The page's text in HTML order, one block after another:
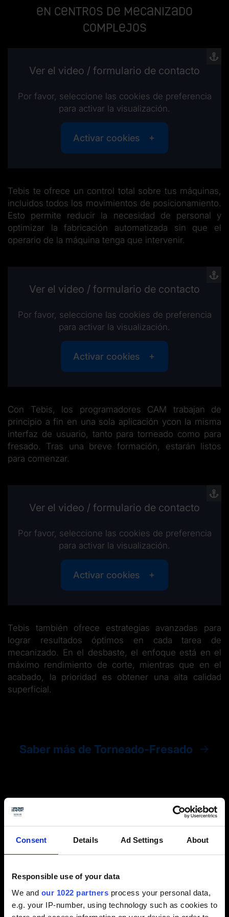
Consent Details Ad Settings About
Responsible use of your data
We and our 1022 partners process your personal data,
e.g. your IP-number, using technology such as cookies to
en centros de mecanizado
complejos
Tebis te ofrece un control total sobre tus máquinas,
incluidos todos los movimientos de posicionamiento.
Esto permite reducir la necesidad de personal y
optimizar la fabricación automatizada sin que el
operario de la máquina tenga que intervenir.
Ver el video / formulario de contacto
Por favor, seleccione las cookies de preferencia
para activar la visualización.
Activar cookies
Con Tebis, los programadores CAM trabajan de
principio a fin en una sola aplicación ycon la misma
interfaz de usuario, tanto para torneado como para
fresado. Tras una breve formación, estarán listos
para comenzar.
Ver el video / formulario de contacto
Por favor, seleccione las cookies de preferencia
para activar la visualización.
Activar cookies
Tebis también ofrece estrategias avanzadas para
lograr resultados óptimos en cada tarea de
mecanizado. En el desbaste, el enfoque está en el
máximo rendimiento de corte, mientras que en el
acabado, la prioridad es obtener una alta calidad
superficial.
Ver el video / formulario de contacto
Por favor, seleccione las cookies de preferencia
para activar la visualización.
Activar cookies
Saber más de Torneado-Fresado